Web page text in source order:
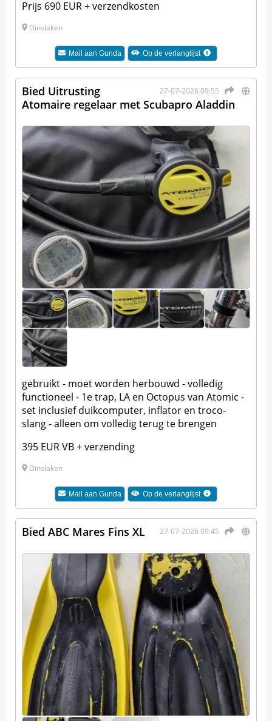
Prijs 690 EUR + verzendkosten
Dinslaken
Mail aan Gunda Op de verlanglijst
27-07-2026 09:55
Bied Uitrusting
Atomaire regelaar met Scubapro Aladdin
gebruikt - moet worden herbouwd - volledig
functioneel - 1e trap, LA en Octopus van Atomic -
set inclusief duikcomputer, inflator en troco-
slang - alleen om volledig terug te brengen
395 EUR VB + verzending
Dinslaken
Mail aan Gunda Op de verlanglijst
27-07-2026 09:45
Bied ABC Mares Fins XL